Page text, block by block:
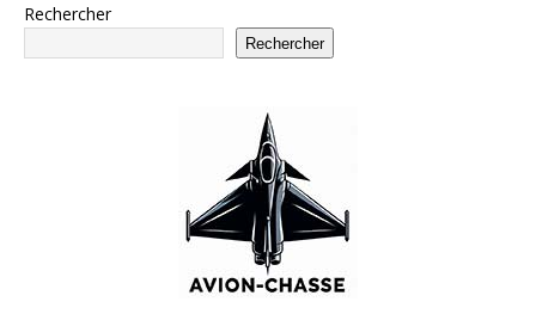
Rechercher
Rechercher